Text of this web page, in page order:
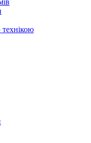
технікою